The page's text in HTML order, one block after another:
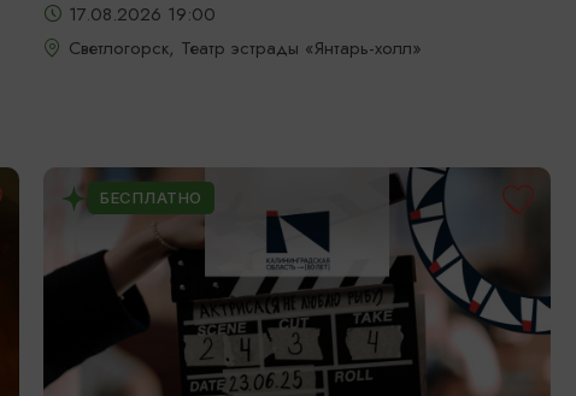
17.08.2026 19:00
Светлогорск, Театр эстрады «Янтарь-холл»
БЕСПЛАТНО